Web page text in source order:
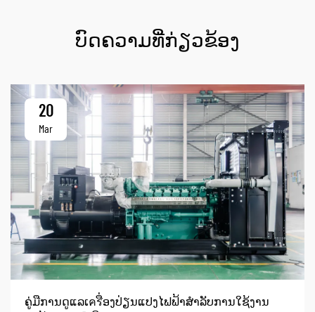
ບົດຄວາມທີ່ກ່ຽວຂ້ອງ
20
Mar
ຄູ່ມືການດູແລເครື່ອງປ່ຽນແປງໄຟຟ້າສຳລັບການໃຊ້ງານ